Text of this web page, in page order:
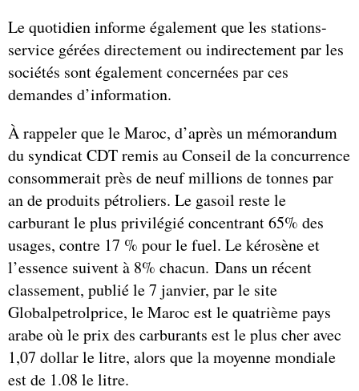
Le quotidien informe également que les stations-
service gérées directement ou indirectement par les
sociétés sont également concernées par ces
demandes d’information.
À rappeler que le Maroc, d’après un mémorandum
du syndicat CDT remis au Conseil de la concurrence
consommerait près de neuf millions de tonnes par
an de produits pétroliers. Le gasoil reste le
carburant le plus privilégié concentrant 65% des
usages, contre 17 % pour le fuel. Le kérosène et
l’essence suivent à 8% chacun. Dans un récent
classement, publié le 7 janvier, par le site
Globalpetrolprice, le Maroc est le quatrième pays
arabe où le prix des carburants est le plus cher avec
1,07 dollar le litre, alors que la moyenne mondiale
est de 1.08 le litre.